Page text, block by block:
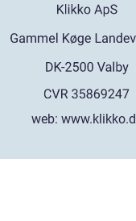
web: